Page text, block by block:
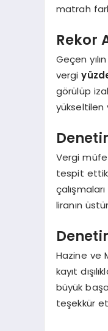
matrah
Rekor
Geçen
vergi
görülüp
yükseltilen
Vergi
tespit
liranın
Hazine ve
kayıt
büyük
teşekkür